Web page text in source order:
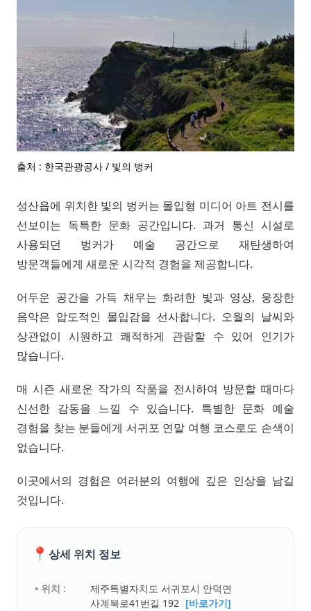
출처 : 한국관광공사 / 빛의 벙커
성산읍에 위치한 빛의 벙커는 몰입형 미디어 아트 전시를
선보이는 독특한 문화 공간입니다. 과거 통신 시설로
사용되던 벙커가 예술 공간으로 재탄생하여
방문객들에게 새로운 시각적 경험을 제공합니다.
어두운 공간을 가득 채우는 화려한 빛과 영상, 웅장한
음악은 압도적인 몰입감을 선사합니다. 오월의 날씨와
상관없이 시원하고 쾌적하게 관람할 수 있어 인기가
많습니다.
매 시즌 새로운 작가의 작품을 전시하여 방문할 때마다
신선한 감동을 느낄 수 있습니다. 특별한 문화 예술
경험을 찾는 분들에게 서귀포 연말 여행 코스로도 손색이
없습니다.
이곳에서의 경험은 여러분의 여행에 깊은 인상을 남길
것입니다.
📍 상세 위치 정보
• 위치 :
제주특별자치도 서귀포시 안덕면
사계북로41번길 192 [바로가기]